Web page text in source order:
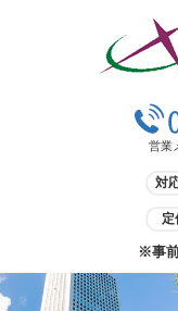
営業
対
定
※事